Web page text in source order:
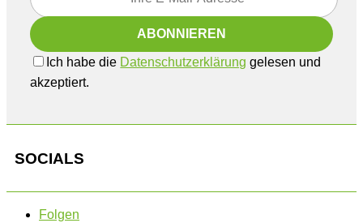
Ich habe die Datenschutzerklärung gelesen und
akzeptiert.
SOCIALS
Folgen